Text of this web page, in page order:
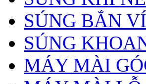
SÚNG BẮN
SÚNG
MÁY MÀI